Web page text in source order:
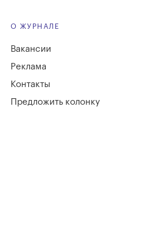
О ЖУРНАЛЕ
Вакансии
Реклама
Контакты
Предложить колонку